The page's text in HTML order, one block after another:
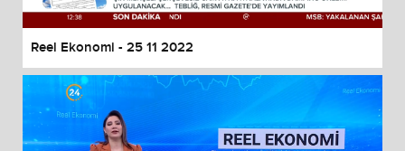
Reel Ekonomi - 25 11 2022